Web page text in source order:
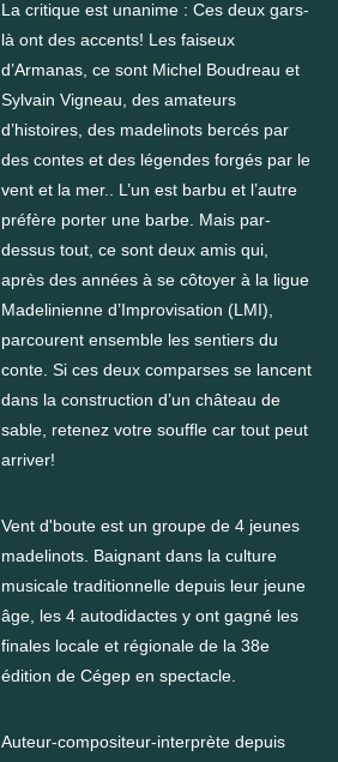
La critique est unanime : Ces deux gars-
là ont des accents! Les faiseux
d’Armanas, ce sont Michel Boudreau et
Sylvain Vigneau, des amateurs
d’histoires, des madelinots bercés par
des contes et des légendes forgés par le
vent et la mer.. L’un est barbu et l’autre
préfère porter une barbe. Mais par-
dessus tout, ce sont deux amis qui,
après des années à se côtoyer à la ligue
Madelinienne d’Improvisation (LMI),
parcourent ensemble les sentiers du
conte. Si ces deux comparses se lancent
dans la construction d’un château de
sable, retenez votre souffle car tout peut
arriver!
Vent d'boute est un groupe de 4 jeunes
madelinots. Baignant dans la culture
musicale traditionnelle depuis leur jeune
âge, les 4 autodidactes y ont gagné les
finales locale et régionale de la 38e
édition de Cégep en spectacle.
Auteur-compositeur-interprète depuis